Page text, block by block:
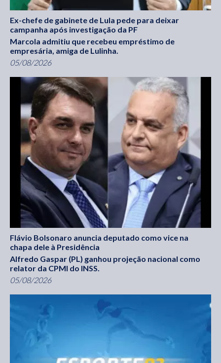
Ex-chefe de gabinete de Lula pede para deixar
campanha após investigação da PF
Marcola admitiu que recebeu empréstimo de
empresária, amiga de Lulinha.
05/08/2026
Flávio Bolsonaro anuncia deputado como vice na
chapa dele à Presidência
Alfredo Gaspar (PL) ganhou projeção nacional como
relator da CPMI do INSS.
05/08/2026